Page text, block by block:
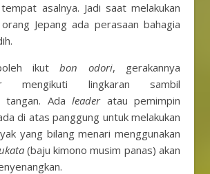
asalnya. Jadi saat melakukan
Jepang ada perasaan bahagia
ikut bon odori, gerakannya
mengikuti lingkaran sambil
tangan. Adaleaderatau pemimpin
di atas panggung untuk melakukan
yang bilang menari menggunakan
(baju kimono musim panas) akan